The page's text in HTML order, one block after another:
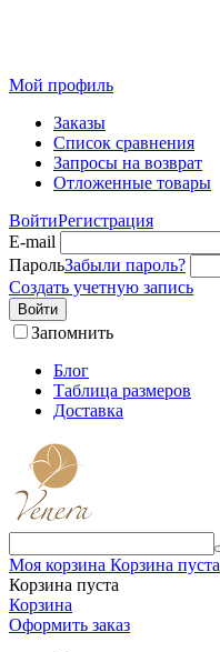
Мой профиль
Заказы
Список сравнения
Запросы на возврат
Отложенные товары
ВойтиРегистрация
E-mail
ПарольЗабыли пароль?
Создать учетную запись
Войти
Запомнить
Блог
Таблица размеров
Доставка
Моя корзина Корзина пуста
Корзина пуста
Корзина
Оформить заказ